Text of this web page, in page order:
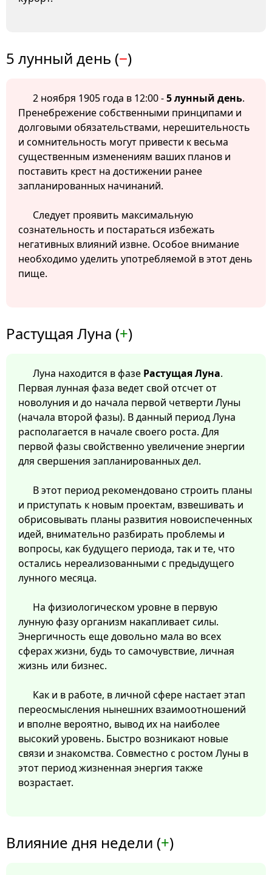
5 лунный день (−)
2 ноября 1905 года в 12:00 -5 лунный день.
Пренебрежение собственными принципами и
долговыми обязательствами, нерешительность
и сомнительность могут привести к весьма
существенным изменениям ваших планов и
поставить крест на достижении ранее
запланированных начинаний.
Следует проявить максимальную
сознательность и постараться избежать
негативных влияний извне. Особое внимание
необходимо уделить употребляемой в этот день
пище.
Растущая Луна (+)
Луна находится в фазе Растущая Луна.
Первая лунная фаза ведет свой отсчет от
новолуния и до начала первой четверти Луны
(начала второй фазы). В данный период Луна
располагается в начале своего роста. Для
первой фазы свойственно увеличение энергии
для свершения запланированных дел.
В этот период рекомендовано строить планы
и приступать к новым проектам, взвешивать и
обрисовывать планы развития новоиспеченных
идей, внимательно разбирать проблемы и
вопросы, как будущего периода, так и те, что
остались нереализованными с предыдущего
лунного месяца.
На физиологическом уровне в первую
лунную фазу организм накапливает силы.
Энергичность еще довольно мала во всех
сферах жизни, будь то самочувствие, личная
жизнь или бизнес.
Как и в работе, в личной сфере настает этап
переосмысления нынешних взаимоотношений
и вполне вероятно, вывод их на наиболее
высокий уровень. Быстро возникают новые
связи и знакомства. Совместно с ростом Луны в
этот период жизненная энергия также
возрастает.
Влияние дня недели (+)